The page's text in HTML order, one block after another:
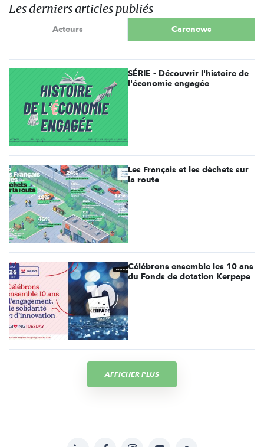
Les derniers articles publiés
Acteurs Carenews
SÉRIE - Découvrir l'histoire de
l'économie engagée
Les Français et les déchets sur
la route
Célébrons ensemble les 10 ans
du Fonds de dotation Kerpape
AFFICHER PLUS
LinkedInFacebookInstagramYouTubeSoundcloud